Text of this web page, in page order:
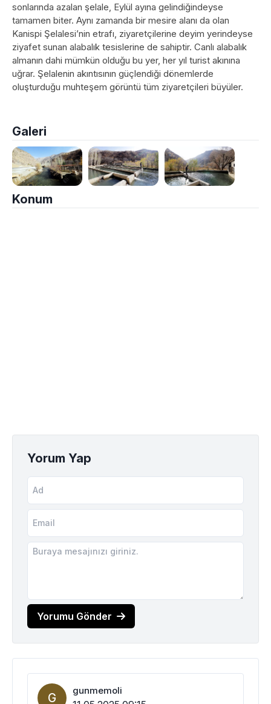
sonlarında azalan şelale, Eylül ayına gelindiğindeyse
tamamen biter. Aynı zamanda bir mesire alanı da olan
Kanispi Şelalesi’nin etrafı, ziyaretçilerine deyim yerindeyse
ziyafet sunan alabalık tesislerine de sahiptir. Canlı alabalık
almanın dahi mümkün olduğu bu yer, her yıl turist akınına
uğrar. Şelalenin akıntısının güçlendiği dönemlerde
oluşturduğu muhteşem görüntü tüm ziyaretçileri büyüler.
Galeri
Konum
Yorum Yap
Yorumu Gönder
G gunmemoli